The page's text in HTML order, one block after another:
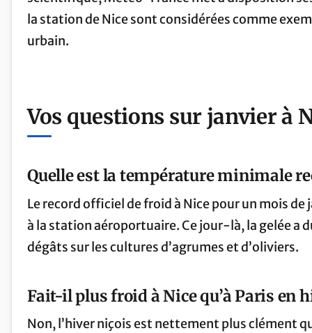
la station de Nice sont considérées comme
urbain.
Vos questions sur janvier à
Quelle est la température minimale
Le record officiel de froid à Nice pour un mois
à la station aéroportuaire. Ce jour-là, la gelée a
dégâts sur les cultures d’agrumes et d’oliviers.
Fait-il plus froid à Nice qu’à Paris en
Non, l’hiver niçois est nettement plus clément